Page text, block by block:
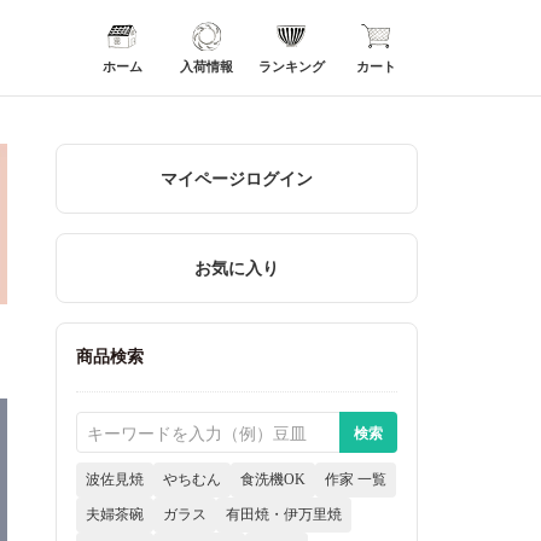
ホーム 入荷情報 ランキング カート
マイページログイン
お気に入り
商品検索
波佐見焼 やちむん 食洗機OK 作家 一覧
夫婦茶碗 ガラス 有田焼・伊万里焼